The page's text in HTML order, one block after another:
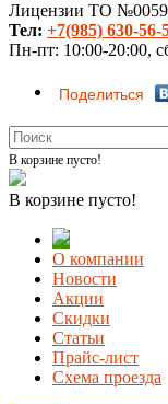
Лицензии ТО
Тел: +7(985) 630-56-
Пн-пт: 10:00-20:00,
Поделиться
В корзине пусто!
В корзине пусто!
О компании
Новости
Акции
Скидки
Статьи
Прайс-лист
Схема проезда